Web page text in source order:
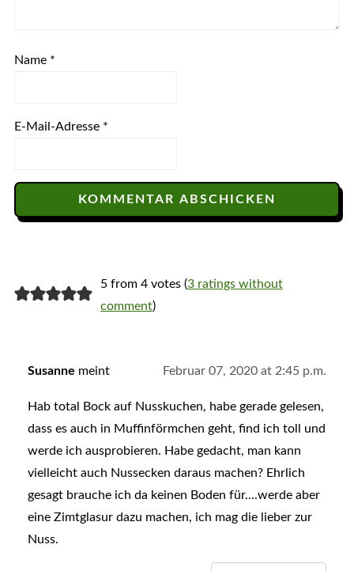
Name *
E-Mail-Adresse *
5 from 4 votes (3 ratings without
comment)
Susanne meint Februar 07, 2020 at 2:45 p.m.
Hab total Bock auf Nusskuchen, habe gerade gelesen,
dass es auch in Muffinförmchen geht, find ich toll und
werde ich ausprobieren. Habe gedacht, man kann
vielleicht auch Nussecken daraus machen? Ehrlich
gesagt brauche ich da keinen Boden für....werde aber
eine Zimtglasur dazu machen, ich mag die lieber zur
Nuss.